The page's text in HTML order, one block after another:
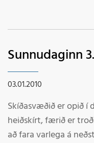
Sunnudaginn
03.01.2010
Skíðasvæðið er opið í
heiðskírt, færið er
að fara varlega á